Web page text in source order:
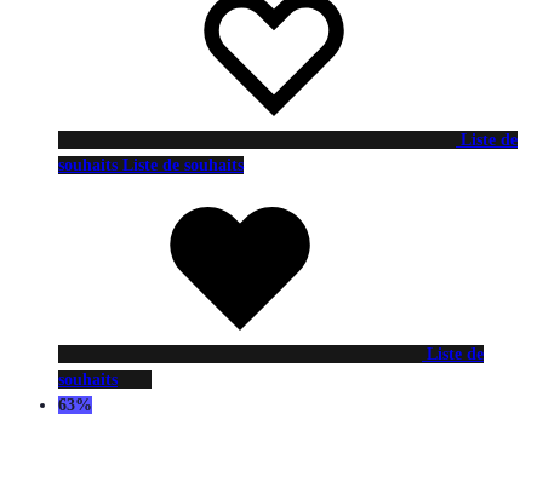
Liste de
souhaits Liste de souhaits
Liste de
souhaits
63%